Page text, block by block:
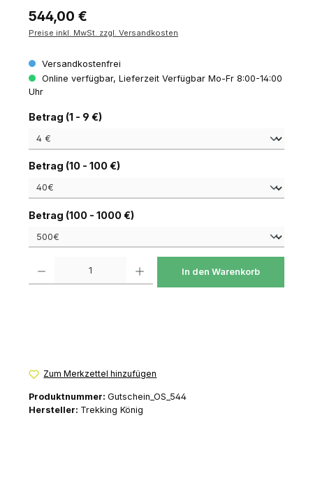
Regulärer Preis:
544,00 €
Preise inkl. MwSt. zzgl. Versandkosten
Versandkostenfrei
Online verfügbar, Lieferzeit Verfügbar Mo-Fr 8:00-14:00
Uhr
Betrag (1 - 9 €)auswählen
Betrag (10 - 100 €)auswählen
Betrag (100 - 1000 €)auswählen
In den Warenkorb
Zum Merkzettel hinzufügen
Produktnummer: Gutschein_OS_544
Hersteller: Trekking König